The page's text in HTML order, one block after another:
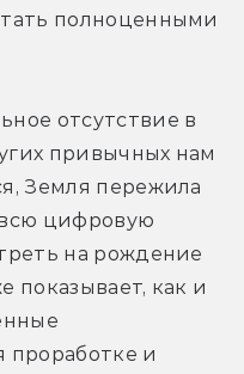
полноценными
отсутствие в
привычных нам
Земля пережила
цифровую
на рождение
показывает, как и
проработке и